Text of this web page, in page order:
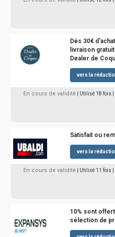
Dès 30€
livraison
Dealer de
vers la
En cours de validité | Utilisé 18 fois
Satisfait ou
vers la
En cours de validité | Utilisé 11 fois
10% sont
sélection de